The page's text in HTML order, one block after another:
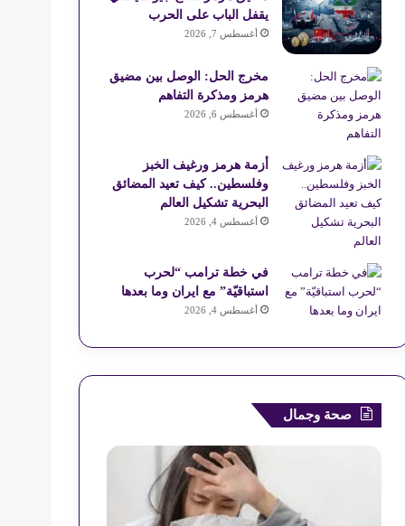
س
ت
e
م
و
ع
S
يقفل الباب على الحرب
أغسطس 7, 2026
مخرج الحل: الوصل بين مضيق
هرمز ومذكرة التفاهم
أغسطس 6, 2026
أزمة هرمز ورغيف الخبز
وفلسطين.. كيف تعيد المضائق
البحرية تشكيل العالم
أغسطس 4, 2026
في خطة ترامب “لحرب
استباقيّة” مع ايران وما بعدها
أغسطس 4, 2026
صحة وجمال